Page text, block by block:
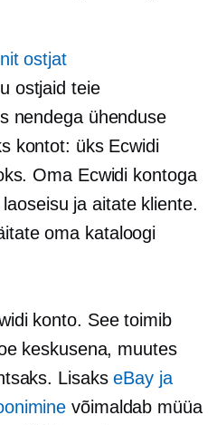
ostjat
ostjaid teie
nendega ühenduse
kontot: üks Ecwidi
Oma Ecwidi kontoga
ja aitate kliente.
oma kataloogi
konto. See toimib
keskusena, muutes
LisakseBay ja
võimaldab müüa